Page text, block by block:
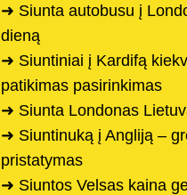
➜ Siunta autobusu į
dieną
➜ Siuntiniai į Kardifą
patikimas pasirinkimas
➜ Siunta Londonas
➜ Siuntinuką į Angliją –
pristatymas
➜ Siuntos Velsas kaina